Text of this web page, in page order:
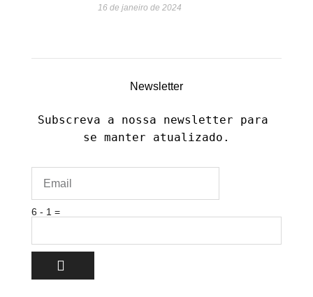
16 de janeiro de 2024
Newsletter
Subscreva a nossa newsletter para
se manter atualizado.
6 - 1 =